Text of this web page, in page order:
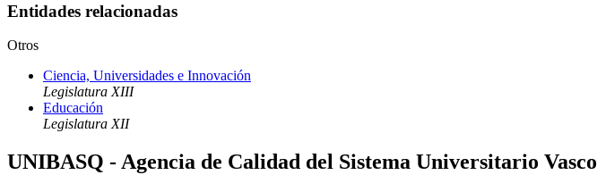
Entidades relacionadas
Otros
Ciencia, Universidades e Innovación
Legislatura XIII
Educación
Legislatura XII
UNIBASQ - Agencia de Calidad del Sistema Universitario Vasco